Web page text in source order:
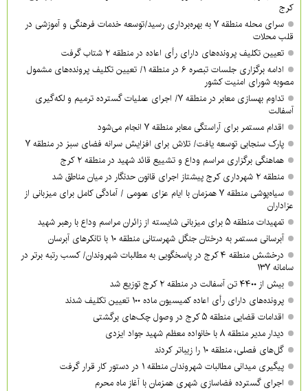
کرج
سرای محله منطقه ۷ به بهره‌برداری رسید/توسعه خدمات فرهنگی و آموزشی در
قلب محلات
تعیین تکلیف پرونده‌های دارای رأی اعاده در منطقه ۲ شتاب گرفت
ادامه برگزاری جلسات تبصره ۶ در منطقه ۱/ تعیین تکلیف پرونده‌های مشمول
مصوبه شورای امنیت کشور
تداوم بهسازی معابر در منطقه ۷/ اجرای عملیات گسترده ترمیم و لکه‌گیری
آسفالت
اقدام مستمر برای آراستگی معابر منطقه ۷ انجام می‌شود
پارک سنجابی توسعه یافت/ تلاش برای افزایش سرانه فضای سبز در منطقه ۷
هماهنگی برگزاری مراسم وداع و تشییع قائد شهید در منطقه ۲ کرج
منطقه ۲ شهرداری کرج پیشتاز اجرای قانون حدنگار در میان مناطق شد
سیاه‌پوشی منطقه ۷ همزمان با ایام عزای عمومی / آمادگی کامل برای میزبانی از
عزاداران
تمهیدات منطقه ۵ برای میزبانی شایسته از زائران مراسم وداع با رهبر شهید
آبرسانی مستمر به درختان جنگل شهرستانی منطقه ۱۰ با تانکرهای آبرسان
درخشش منطقه ۴ کرج در پاسخگویی به مطالبات شهروندان/ کسب رتبه برتر در
سامانه ۱۳۷
بیش از ۴۴۰۰ تن آسفالت در منطقه ۲ کرج توزیع شد
پرونده‌های دارای رأی اعاده کمیسیون ماده ۱۰۰ تعیین تکلیف شدند
اقدامات قضایی منطقه ۵ کرج در وصول چک‌های برگشتی
دیدار مدیر منطقه ۸ با خانواده معظم شهید جواد ایزدی
گل‌های فصلی، منطقه ۱۰ را زیباتر کردند
پیگیری میدانی مطالبات شهروندان منطقه ۱ در دستور کار قرار گرفت
اجرای گسترده فضاسازی شهری همزمان با آغاز ماه محرم